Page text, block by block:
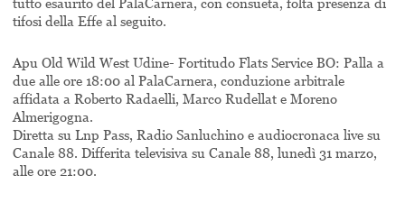
tifosi della Effe al seguito.
Apu Old Wild West Udine- Fortitudo Flats Service BO: Palla a
due alle ore 18:00 al PalaCarnera, conduzione arbitrale
affidata a Roberto Radaelli, Marco Rudellat e Moreno
Almerigogna.
Diretta su Lnp Pass, Radio Sanluchino e audiocronaca live su
Canale 88. Differita televisiva su Canale 88, lunedì 31 marzo,
alle ore 21:00.